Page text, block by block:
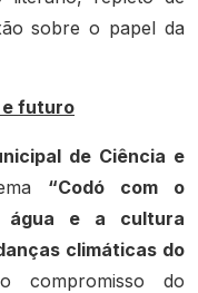
sobre o papel da
e futuro
de Ciência e
“Codó com o
água e a cultura
climáticas do
compromisso do